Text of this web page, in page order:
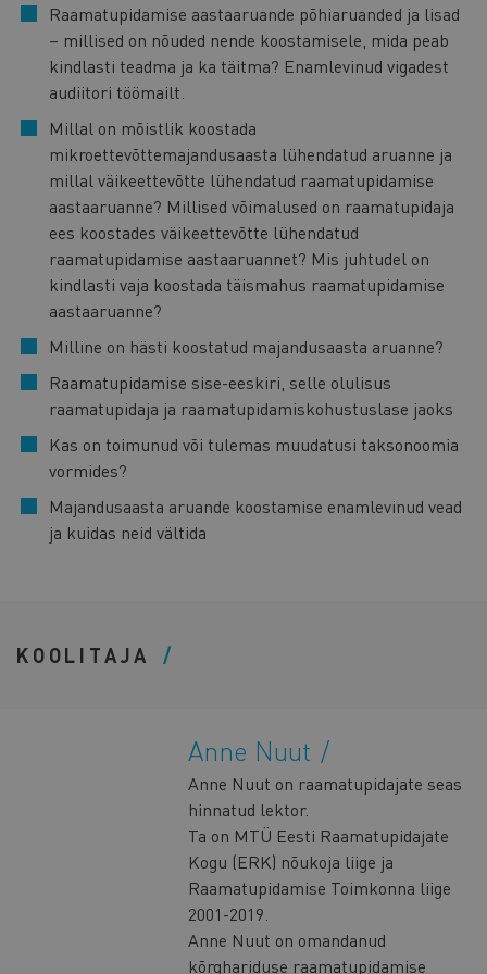
Raamatupidamise aastaaruande põhiaruanded ja lisad
– millised on nõuded nende koostamisele, mida peab
kindlasti teadma ja ka täitma? Enamlevinud vigadest
audiitori töömailt.
Millal on mõistlik koostada
mikroettevõttemajandusaasta lühendatud aruanne ja
millal väikeettevõtte lühendatud raamatupidamise
aastaaruanne? Millised võimalused on raamatupidaja
ees koostades väikeettevõtte lühendatud
raamatupidamise aastaaruannet? Mis juhtudel on
kindlasti vaja koostada täismahus raamatupidamise
aastaaruanne?
Milline on hästi koostatud majandusaasta aruanne?
Raamatupidamise sise-eeskiri, selle olulisus
raamatupidaja ja raamatupidamiskohustuslase jaoks
Kas on toimunud või tulemas muudatusi taksonoomia
vormides?
Majandusaasta aruande koostamise enamlevinud vead
ja kuidas neid vältida
KOOLITAJA
Anne Nuut
Anne Nuut on raamatupidajate seas
hinnatud lektor.
Ta on MTÜ Eesti Raamatupidajate
Kogu (ERK) nõukoja liige ja
Raamatupidamise Toimkonna liige
2001-2019.
Anne Nuut on omandanud
kõrghariduse raamatupidamise